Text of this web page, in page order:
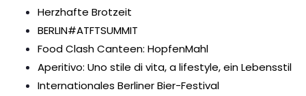
Herzhafte Brotzeit
BERLIN#ATFTSUMMIT
Food Clash Canteen: HopfenMahl
Aperitivo: Uno stile di vita, a lifestyle, ein Lebensstil
Internationales Berliner Bier-Festival